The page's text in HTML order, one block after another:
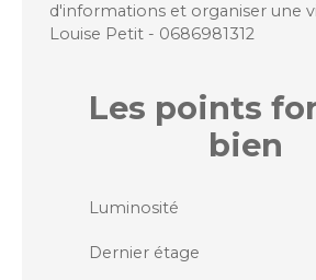
d'informations et organiser une
Louise Petit - 0686981312
Les points
bien
Luminosité
Dernier étage